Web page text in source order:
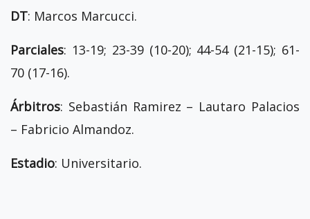
DT: Marcos Marcucci.
Parciales: 13-19; 23-39 (10-20); 44-54 (21-15); 61-
70 (17-16).
Árbitros: Sebastián Ramirez – Lautaro Palacios
– Fabricio Almandoz.
Estadio: Universitario.